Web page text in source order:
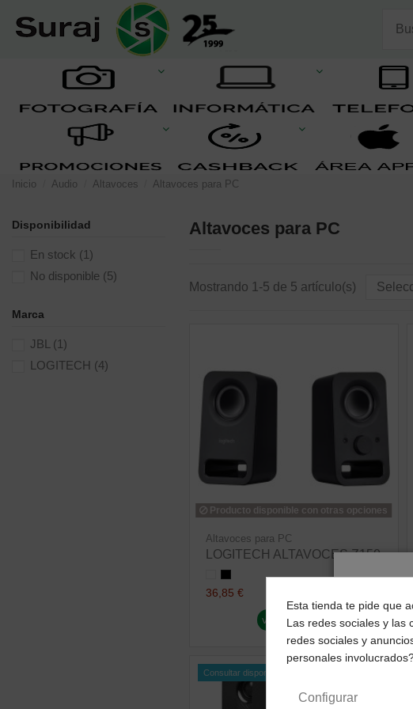
Inicio Audio Altavoces Altavoces para PC
Altavoces para PC
Mostrando 1-5 de 5 artículo(s)
Producto disponible con otras opciones
Altavoces para PC
LOGITECH ALTAVOCES Z150
36,85 €
ver producto
Consultar disponibilidad
Disponibilidad
En stock (1)
No disponible (5)
Marca
JBL (1)
LOGITECH (4)
Esta tienda te pide que
Las redes sociales y las
redes sociales y
personales
Configurar